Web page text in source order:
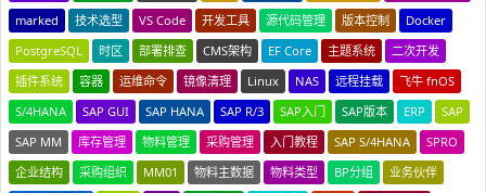
marked
技术选型 VS Code 开发工具 源代码管理 版本控制
Docker
PostgreSQL
时区 部署排查 CMS架构 EF Core 主题系统
二次开发
插件系统
容器 运维命令 镜像清理 Linux NAS 远程挂载
飞牛 fnOS
S/4HANA
SAP GUI SAP HANA SAP R/3 SAP入门 SAP版本 ERP
SAP
SAP MM
库存管理 物料管理 采购管理 入门教程 SAP S/4HANA
SPRO
企业结构
采购组织 MM01 物料主数据 物料类型 BP分组
业务伙伴